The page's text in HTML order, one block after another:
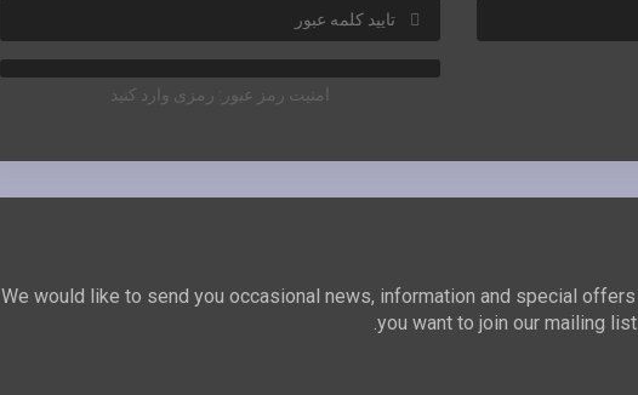
امنیت رمز عبور: رمزی وارد کنید
We would like to send you occasional news, information and special
you want to join our mailing